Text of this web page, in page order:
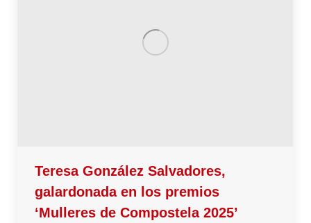
Teresa González Salvadores,
galardonada en los premios
‘Mulleres de Compostela 2025’